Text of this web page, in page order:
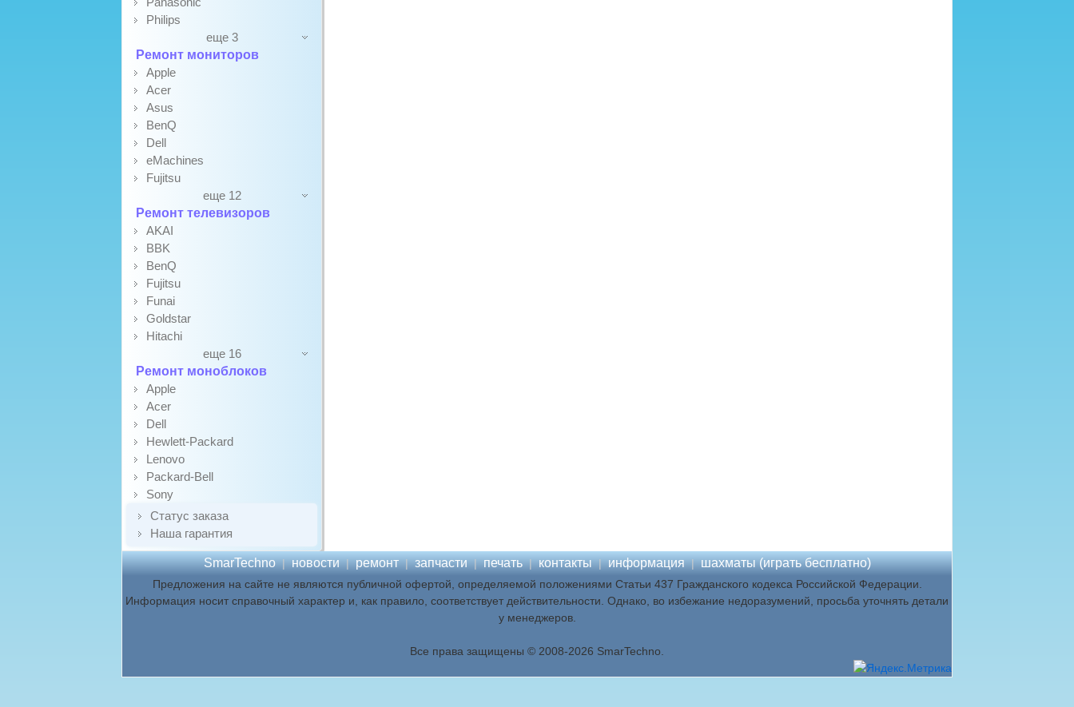
Philips
еще 3
Ремонт мониторов
Apple
Acer
Asus
BenQ
Dell
eMachines
Fujitsu
еще 12
Ремонт телевизоров
AKAI
BBK
BenQ
Fujitsu
Funai
Goldstar
Hitachi
еще 16
Ремонт моноблоков
Apple
Acer
Dell
Hewlett-Packard
Lenovo
Packard-Bell
Sony
Статус заказа
Наша гарантия
SmarTechno | новости | ремонт | запчасти | печать | контакты | информация | шахматы (играть бесплатно)
Предложения на сайте не являются публичной офертой, определяемой положениями Статьи 437 Гражданского кодекса Российской Федерации.
Информация носит справочный характер и, как правило, соответствует действительности. Однако, во избежание недоразумений, просьба уточнять детали
у менеджеров.
Все права защищены © 2008-2026 SmarTechno.